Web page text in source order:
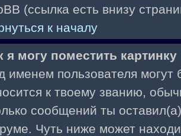
(ссылка есть внизу
к началу
я могу поместить
именем пользователя могут
к твоему званию,
сообщений ты
Чуть ниже может